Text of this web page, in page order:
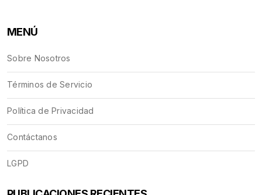
MENÚ
Sobre Nosotros
Términos de Servicio
Política de Privacidad
Contáctanos
LGPD